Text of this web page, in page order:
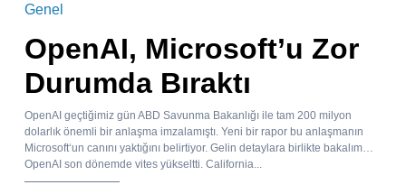
Genel
OpenAI, Microsoft’u Zor
Durumda Bıraktı
OpenAI geçtiğimiz gün ABD Savunma Bakanlığı ile tam 200 milyon
dolarlık önemli bir anlaşma imzalamıştı. Yeni bir rapor bu anlaşmanın
Microsoft‘un canını yaktığını belirtiyor. Gelin detaylara birlikte bakalım…
OpenAI son dönemde vites yükseltti. California...